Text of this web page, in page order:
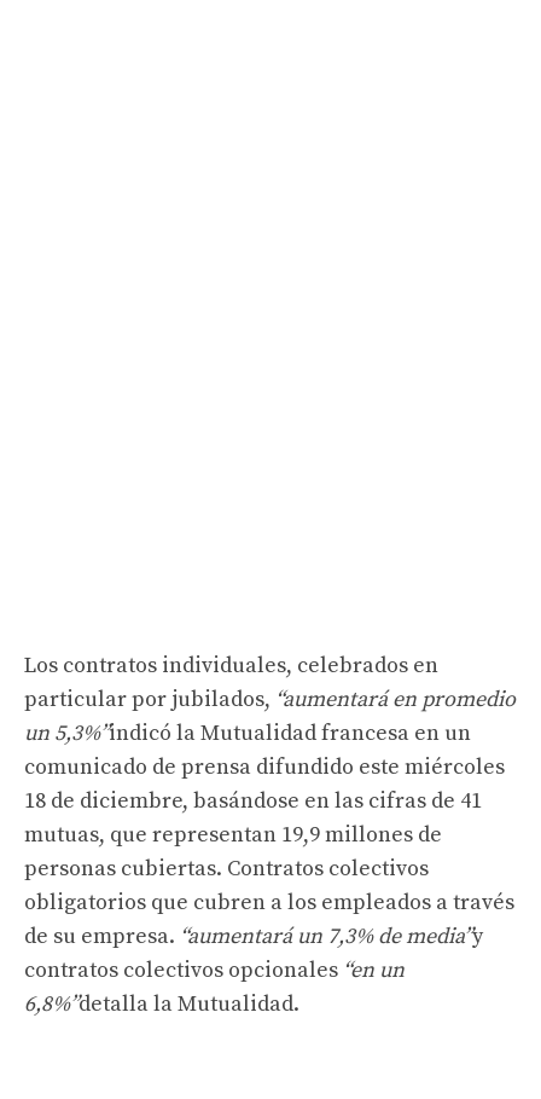
Los contratos individuales, celebrados en
particular por jubilados, “aumentará en promedio
un 5,3%”indicó la Mutualidad francesa en un
comunicado de prensa difundido este miércoles
18 de diciembre, basándose en las cifras de 41
mutuas, que representan 19,9 millones de
personas cubiertas. Contratos colectivos
obligatorios que cubren a los empleados a través
de su empresa. “aumentará un 7,3% de media”y
contratos colectivos opcionales “en un
6,8%”detalla la Mutualidad.